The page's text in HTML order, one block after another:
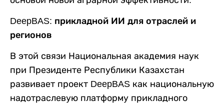
DeepBAS: прикладной ИИ для отраслей и
регионов
В этой связи Национальная академия наук
при Президенте Республики Казахстан
развивает проект DeepBAS как национальную
надотраслевую платформу прикладного